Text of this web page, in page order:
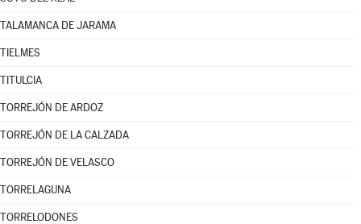
TALAMANCA DE JARAMA
TIELMES
TITULCIA
TORREJÓN DE ARDOZ
TORREJÓN DE LA CALZADA
TORREJÓN DE VELASCO
TORRELAGUNA
TORRELODONES